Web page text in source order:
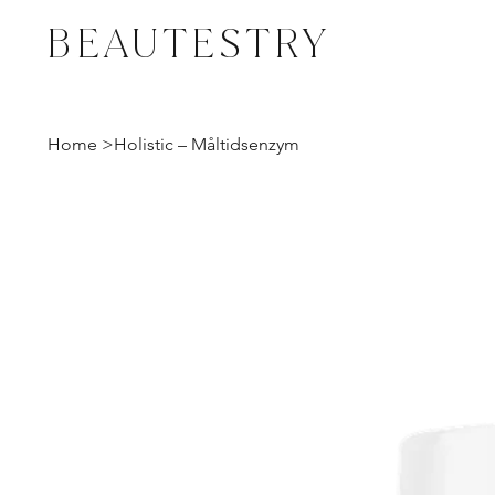
BEAUTESTRY
Home >Holistic – Måltidsenzym